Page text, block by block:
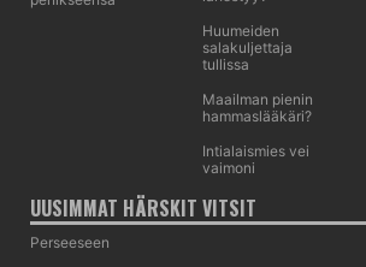
Huumeiden
salakuljettaja
tullissa
Maailman pienin
hammaslääkäri?
Intialaismies vei
vaimoni
UUSIMMAT HÄRSKIT VITSIT
Perseeseen